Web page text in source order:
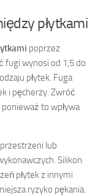
płytkami
poprzez
fugi wynosi od 1,5 do
płytek. Fuga
i pęcherzy. Zwróć
ponieważ to wpływa
lub
Silikon
płytek z innymi
ryzyko pękania.